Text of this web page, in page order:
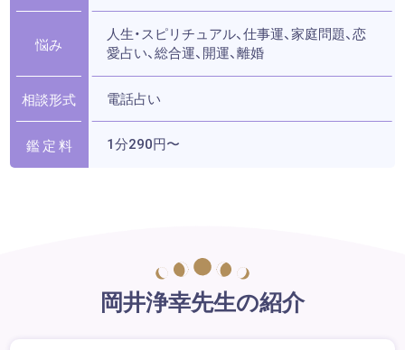
悩み
人生・スピリチュアル、仕事運、家庭問題、恋
愛占い、総合運、開運、離婚
相談形式 電話占い
鑑 定 料 1分290円〜
岡井浄幸先生の紹介